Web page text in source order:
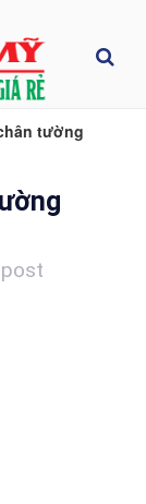
tường